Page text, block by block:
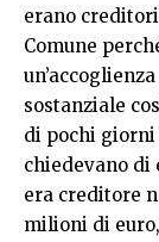
erano
Comune
sostanziale
di pochi
chiedevano di
era creditore
milioni di